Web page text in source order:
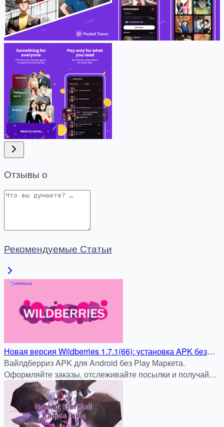
Отзывы о
Рекомендуемые Статьи
Новая версия Wildberries 1.7.1(66): установка APK без
регистрации
Вайлдберриз APK для Android без Play Маркета.
Оформляйте заказы, отслеживайте посылки и получайте
скидки. Быстро и безопасно на apkdock.com.